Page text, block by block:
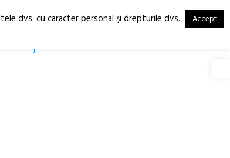
RO
EN
dvs. cu caracter personal şi drepturile dvs. Accept